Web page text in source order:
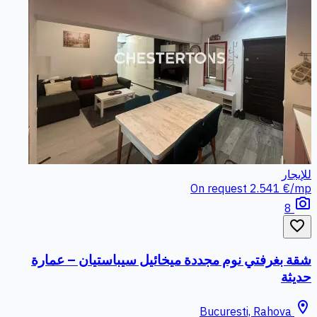
للإيجار
On request 2.541 €/mp
photo_camera
favorite_border
شقة بغرفتي نوم مجددة ميخائيل سيباستيان – عمارة
حديثة
location_on